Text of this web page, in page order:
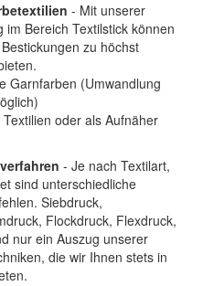
- Mit unserer
im Bereich Textilstick können
zu höchst
Garnfarben (Umwandlung
oder als Aufnäher
- Je nach Textilart,
sind unterschiedliche
Siebdruck,
Flockdruck, Flexdruck,
nur ein Auszug unserer
die wir Ihnen stets in